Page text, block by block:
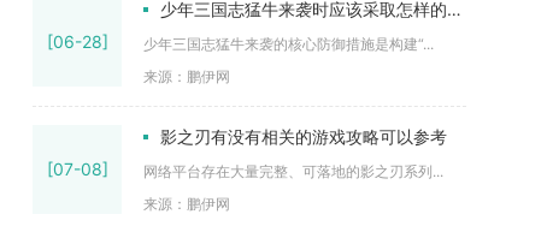
[06-28]
少年三国志猛牛来袭时应该采取怎样的防御措施
少年三国志猛牛来袭的核心防御措施是构建“...
来源：鹏伊网
[07-08]
影之刃有没有相关的游戏攻略可以参考
网络平台存在大量完整、可落地的影之刃系列...
来源：鹏伊网